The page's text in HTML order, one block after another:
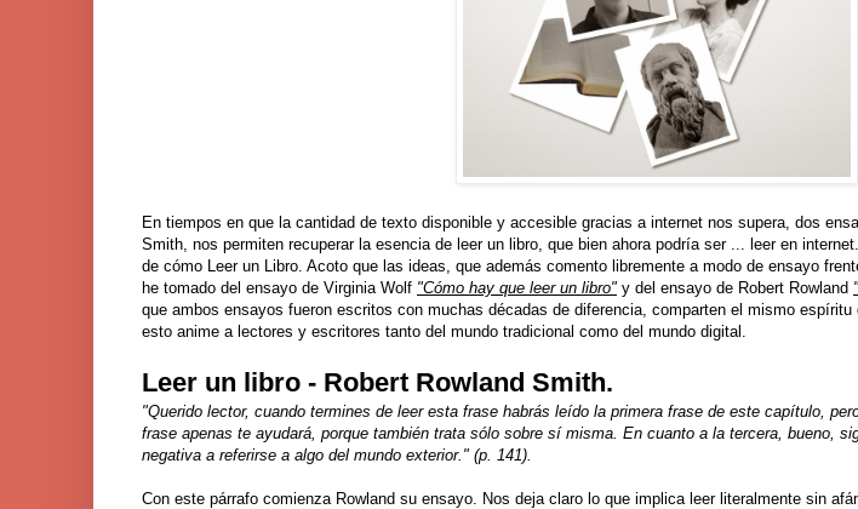
En tiempos en que la cantidad de texto disponible y accesible gracias a internet nos supera, dos
Smith, nos permiten recuperar la esencia de leer un libro, que bien ahora podría ser ... leer en
de cómo Leer un Libro. Acoto que las ideas, que además comento libremente a modo de ensayo
he tomado del ensayo de Virginia Wolf "Cómo hay que leer un libro" y del ensayo de Robert Rowland
que ambos ensayos fueron escritos con muchas décadas de diferencia, comparten el mismo
esto anime a lectores y escritores tanto del mundo tradicional como del mundo digital.
Leer un libro - Robert Rowland Smith.
"Querido lector, cuando termines de leer esta frase habrás leído la primera frase de este capítulo,
frase apenas te ayudará, porque también trata sólo sobre sí misma. En cuanto a la tercera, bueno,
negativa a referirse a algo del mundo exterior." (p. 141).
Con este párrafo comienza Rowland su ensayo. Nos deja claro lo que implica leer literalmente sin